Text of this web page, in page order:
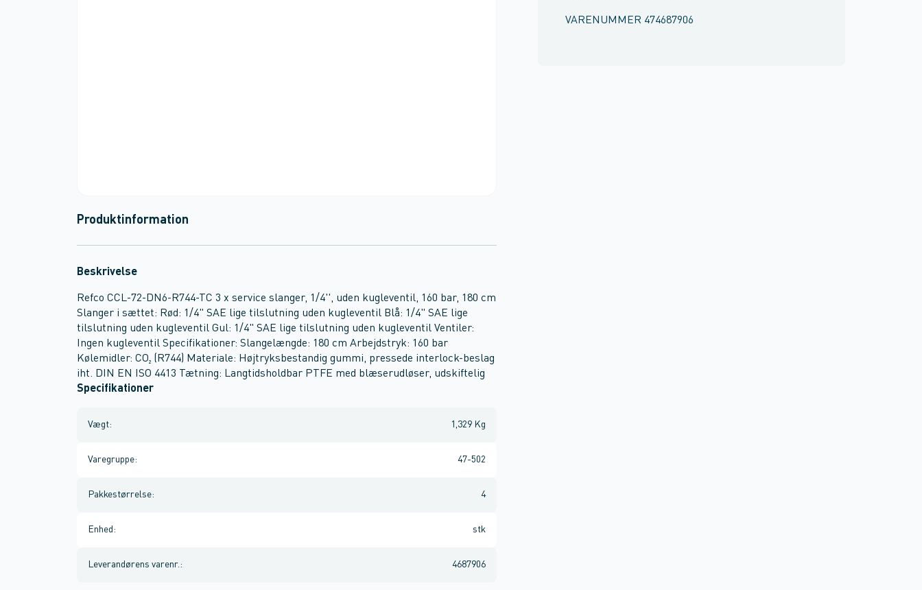
VARENUMMER 474687906
Produktinformation
Beskrivelse
Refco CCL-72-DN6-R744-TC 3 x service slanger, 1/4'', uden kugleventil, 160 bar, 180 cm
Slanger i sættet: Rød: 1/4" SAE lige tilslutning uden kugleventil Blå: 1/4" SAE lige
tilslutning uden kugleventil Gul: 1/4" SAE lige tilslutning uden kugleventil Ventiler:
Ingen kugleventil Specifikationer: Slangelængde: 180 cm Arbejdstryk: 160 bar
Kølemidler: CO₂ (R744) Materiale: Højtryksbestandig gummi, pressede interlock-beslag
iht. DIN EN ISO 4413 Tætning: Langtidsholdbar PTFE med blæserudløser, udskiftelig
Specifikationer
Vægt: 1,329 Kg
Varegruppe: 47-502
Pakkestørrelse: 4
Enhed : stk
Leverandørens varenr. : 4687906